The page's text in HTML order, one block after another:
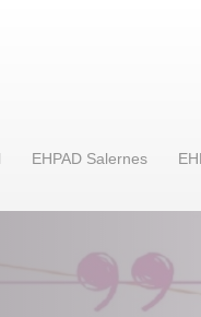
EHPAD Salernes